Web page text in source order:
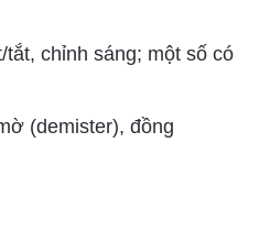
chỉnh sáng; một số có
(demister), đồng